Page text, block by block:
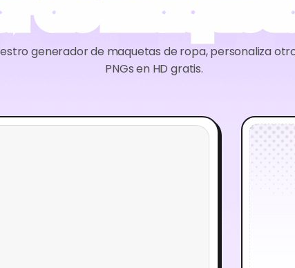
generador de maquetas de ropa, personaliza
PNGs en HD gratis.